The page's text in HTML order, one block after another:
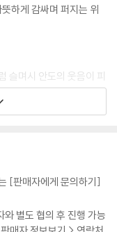
그런데도 내가 나 자신과
사이일수록 멀리서 지
.”
하게 감싸며 퍼지는 위
슬며시 안도의 웃음이 피
감정의 찌꺼기를 말끔히
의 이야기가 되고, 작가
[판매자에게 문의하기]
별도 협의 후 진행 가능